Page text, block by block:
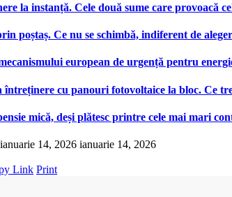
la instanță. Cele două sume care provoacă
poștaș. Ce nu se schimbă, indiferent de
european de urgență pentru
întreținere cu panouri fotovoltaice la bloc. Ce
mică, deși plătesc printre cele mai mari
ianuarie 14, 2026 ianuarie 14, 2026
Link Print